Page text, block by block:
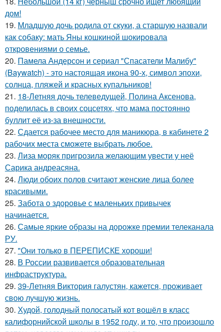
дом!
19. Младшую дочь родила от скуки, а старшую назвали
как собаку: мать Яны кошкиной шокировала
откровениями о семье.
20. Памела Андерсон и сериал "Спасатели Малибу"
(Baywatch) - это настоящая икона 90-х, символ эпохи,
солнца, пляжей и красных купальников!
21. 18-Летняя дочь телеведущей, Полина Аксенова,
поделилась в своих соцсетях, что мама постоянно
буллит её из-за внешности.
22. Сдается рабочее место для маникюра, в кабинете 2
рабочих места сможете выбрать любое.
23. Лиза моряк пригрозила желающим увести у неё
Сарика андреасяна.
24. Люди обоих полов считают женские лица более
красивыми.
25. Забота о здоровье с маленьких привычек
начинается.
26. Самые яркие образы на дорожке премии телеканала
РУ.
27. "Они только в ПЕРЕПИСКЕ хороши!
28. В России развивается образовательная
инфраструктура.
29. 39-Летняя Виктория галустян, кажется, проживает
свою лучшую жизнь.
30. Худой, голодный полосатый кот вошёл в класс
калифорнийской школы в 1952 году, и то, что произошло